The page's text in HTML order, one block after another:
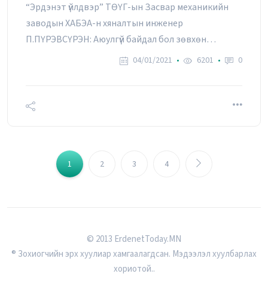
“Эрдэнэт үйлдвэр” ТӨҮГ-ын Засвар механикийн
заводын ХАБЭА-н хяналтын инженер
П.ПҮРЭВСҮРЭН: Аюулгүй байдал бол зөвхөн
үйлдвэрлэл, уул уурхайд байдаг зүйл биш
04/01/2021 6201 0
1 2 3 4
© 2013 ErdenetToday.MN
® Зохиогчийн эрх хуулиар хамгаалагдсан. Мэдээлэл хуулбарлах
хориотой..